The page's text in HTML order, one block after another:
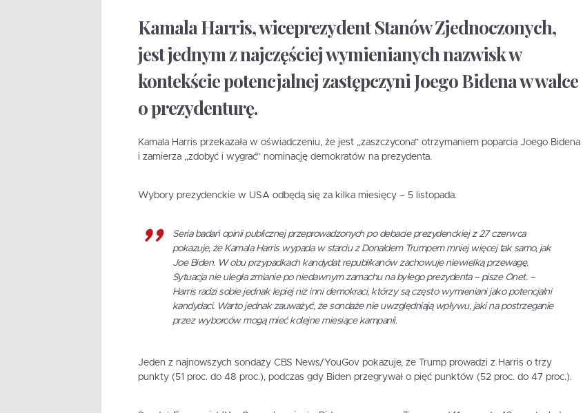
Kamala Harris, wiceprezydent Stanów Zjednoczonych,
jest jednym z najczęściej wymienianych nazwisk w
kontekście potencjalnej zastępczyni Joego Bidena w walce
o prezydenturę.
Kamala Harris przekazała w oświadczeniu, że jest „zaszczycona” otrzymaniem poparcia Joego Bidena
i zamierza „zdobyć i wygrać” nominację demokratów na prezydenta.
Wybory prezydenckie w USA odbędą się za kilka miesięcy – 5 listopada.
Seria badań opinii publicznej przeprowadzonych po debacie prezydenckiej z 27 czerwca
pokazuje, że Kamala Harris wypada w starciu z Donaldem Trumpem mniej więcej tak samo, jak
Joe Biden. W obu przypadkach kandydat republikanów zachowuje niewielką przewagę.
Sytuacja nie uległa zmianie po niedawnym zamachu na byłego prezydenta – pisze Onet. –
Harris radzi sobie jednak lepiej niż inni demokraci, którzy są często wymieniani jako potencjalni
kandydaci. Warto jednak zauważyć, że sondaże nie uwzględniają wpływu, jaki na postrzeganie
przez wyborców mogą mieć kolejne miesiące kampanii.
Jeden z najnowszych sondaży CBS News/YouGov pokazuje, że Trump prowadzi z Harris o trzy
punkty (51 proc. do 48 proc.), podczas gdy Biden przegrywał o pięć punktów (52 proc. do 47 proc.).